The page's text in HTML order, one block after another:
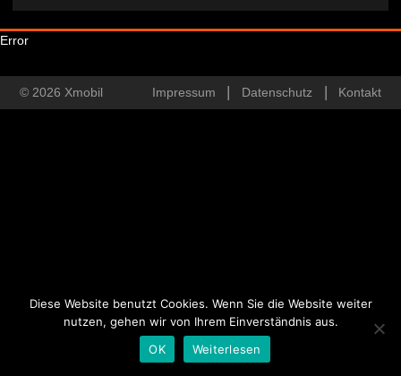
Error
© 2026 Xmobil Impressum Datenschutz Kontakt
Diese Website benutzt Cookies. Wenn Sie die Website weiter
nutzen, gehen wir von Ihrem Einverständnis aus.
OK
Weiterlesen